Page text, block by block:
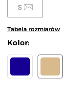
S
Tabela rozmiarów
Kolor: